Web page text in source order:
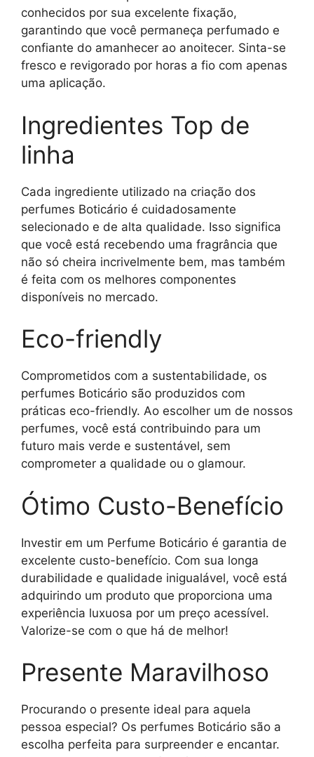
conhecidos por sua excelente fixação,
garantindo que você permaneça perfumado e
confiante do amanhecer ao anoitecer. Sinta-se
fresco e revigorado por horas a fio com apenas
uma aplicação.
Ingredientes Top de
linha
Cada ingrediente utilizado na criação dos
perfumes Boticário é cuidadosamente
selecionado e de alta qualidade. Isso significa
que você está recebendo uma fragrância que
não só cheira incrivelmente bem, mas também
é feita com os melhores componentes
disponíveis no mercado.
Eco-friendly
Comprometidos com a sustentabilidade, os
perfumes Boticário são produzidos com
práticas eco-friendly. Ao escolher um de nossos
perfumes, você está contribuindo para um
futuro mais verde e sustentável, sem
comprometer a qualidade ou o glamour.
Ótimo Custo-Benefício
Investir em um Perfume Boticário é garantia de
excelente custo-benefício. Com sua longa
durabilidade e qualidade inigualável, você está
adquirindo um produto que proporciona uma
experiência luxuosa por um preço acessível.
Valorize-se com o que há de melhor!
Presente Maravilhoso
Procurando o presente ideal para aquela
pessoa especial? Os perfumes Boticário são a
escolha perfeita para surpreender e encantar.